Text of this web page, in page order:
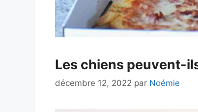
Les chiens peuvent-
décembre 12, 2022 par Noémie